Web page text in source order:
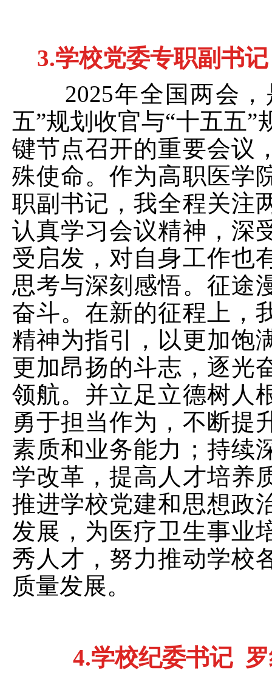
3.学校党委专职副书记
2025年全国两会，
五”规划收官与“十五五”
键节点召开的重要会议
殊使命。作为高职医学
职副书记，我全程关注
认真学习会议精神，深
受启发，对自身工作也
思考与深刻感悟。征途
奋斗。在新的征程上，
精神为指引，以更加饱
更加昂扬的斗志，逐光
领航。并立足立德树人
勇于担当作为，不断提
素质和业务能力；持续
学改革，提高人才培养
推进学校党建和思想政
发展，为医疗卫生事业
秀人才，努力推动学校
质量发展。
4.学校纪委书记